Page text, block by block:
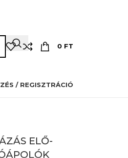
0 FT
/ REGISZTRÁCIÓ
ELŐ-